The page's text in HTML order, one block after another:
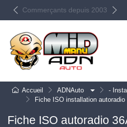
Livraison Mondial Relay
OFFERTE dès 50€
Commerçants depuis 2003
Accueil ADNAuto
-
Fiche ISO installation autoradio
Fiche ISO autoradio